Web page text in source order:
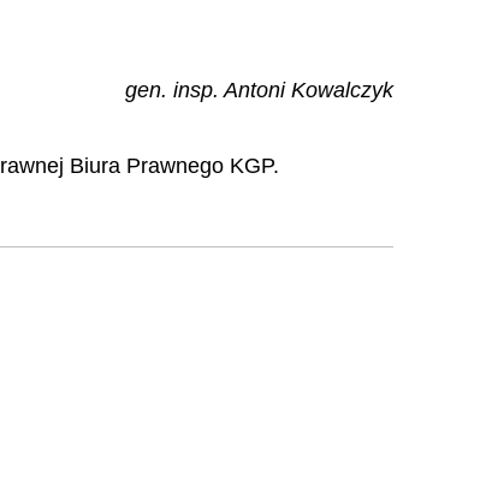
gen. insp. Antoni Kowalczyk
Biura Prawnego KGP.